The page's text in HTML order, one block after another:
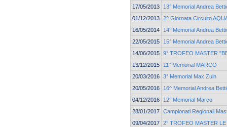
17/05/2013
13° Memorial Andrea
01/12/2013 2^ Giornata Circuito
16/05/2014
14° Memorial Andrea
22/05/2015
15° Memorial Andrea
14/06/2015 9° TROFEO MASTER
13/12/2015
11° Memorial MARCO
20/03/2016 3° Memorial Max Zuin
20/05/2016
16^ Memorial Andrea
04/12/2016
12° Memorial Marco
28/01/2017 Campionati Regionali
09/04/2017 2° TROFEO MASTER